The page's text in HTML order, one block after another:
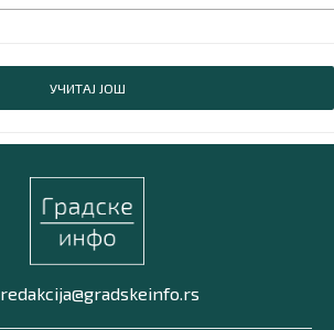
УЧИТАЈ ЈОШ
redakcija@gradskeinfo.rs